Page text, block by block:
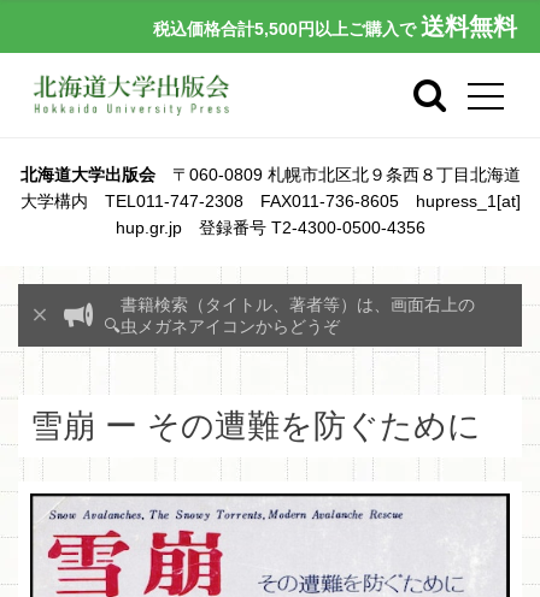
税込価格合計5,500円以上ご購入で 送料無料
北海道大学出版会〒060-0809 札幌市北区北９条西８丁目北海道
大学構内 TEL011-747-2308 FAX011-736-8605 hupress_1[at]
hup.gr.jp 登録番号 T2-4300-0500-4356
書籍検索（タイトル、著者等）は、画面右上の
🔍虫メガネアイコンからどうぞ
雪崩 ー その遭難を防ぐために